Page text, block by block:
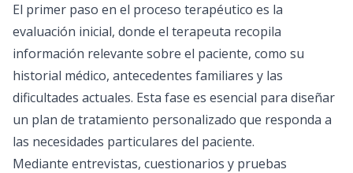
El primer paso en el proceso terapéutico es la
evaluación inicial, donde el terapeuta recopila
información relevante sobre el paciente, como su
historial médico, antecedentes familiares y las
dificultades actuales. Esta fase es esencial para diseñar
un plan de tratamiento personalizado que responda a
las necesidades particulares del paciente.
Mediante entrevistas, cuestionarios y pruebas